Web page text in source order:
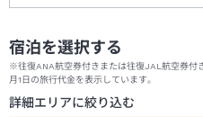
宿泊を選択する
※往復ANA航空券付きまたは往復JAL航空券
月1日の旅行代金を表示しています。
詳細エリアに絞り込む